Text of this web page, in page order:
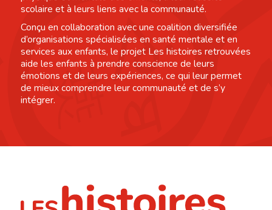
scolaire et à leurs liens avec la communauté.
Conçu en collaboration avec une coalition diversifiée
d’organisations spécialisées en santé mentale et en
services aux enfants, le projet Les histoires retrouvées
aide les enfants à prendre conscience de leurs
émotions et de leurs expériences, ce qui leur permet
de mieux comprendre leur communauté et de s’y
intégrer.